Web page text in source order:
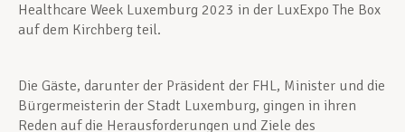
Healthcare Week Luxemburg 2023 in der LuxExpo The Box
auf dem Kirchberg teil.
Die Gäste, darunter der Präsident der FHL, Minister und die
Bürgermeisterin der Stadt Luxemburg, gingen in ihren
Reden auf die Herausforderungen und Ziele des